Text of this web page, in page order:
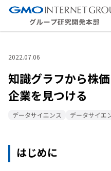
2022.07.06
知識グラフから株
企業を見つける
データサイエンス データサイエ
はじめに